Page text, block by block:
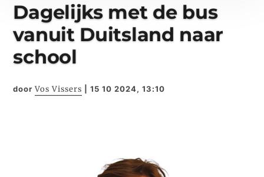
Dagelijks met de bus
vanuit Duitsland naar
school
doorVos Vissers |15 10 2024, 13:10
Regionaal
Specials & International
In de praktijk
Freelancebureau